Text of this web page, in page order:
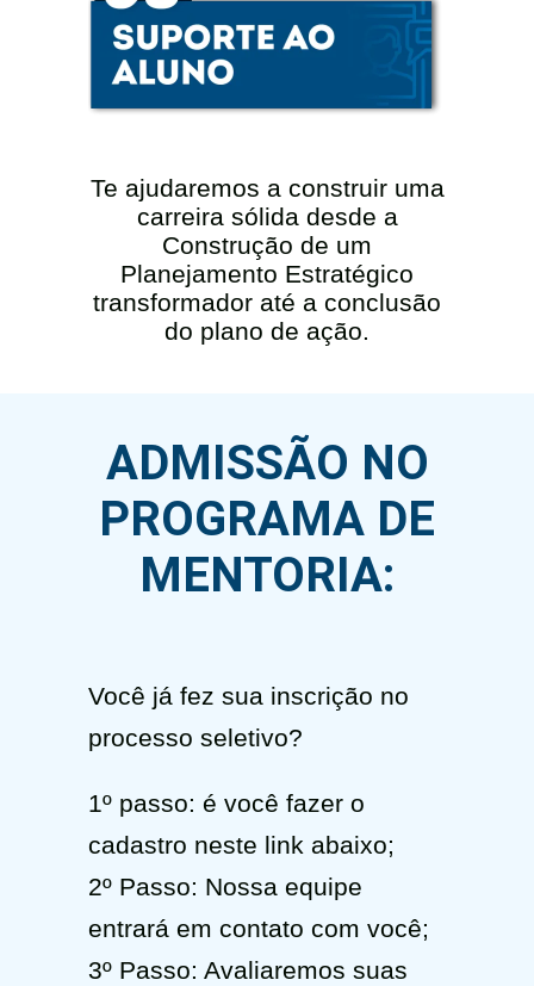
Te ajudaremos a construir uma
carreira sólida desde a
Construção de um
Planejamento Estratégico
transformador até a conclusão
do plano de ação.
ADMISSÃO NO
PROGRAMA DE
MENTORIA:
Você já fez sua inscrição no
processo seletivo?
ㅤㅤ1º passo: é você fazer o
cadastro neste link abaixo;
ㅤㅤ2º Passo: Nossa equipe
entrará em contato com você;
ㅤㅤ3º Passo: Avaliaremos suas